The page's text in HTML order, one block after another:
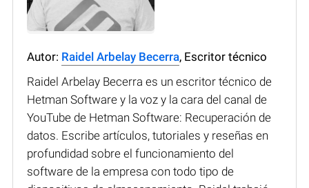
Autor: Raidel Arbelay Becerra, Escritor técnico
Raidel Arbelay Becerra es un escritor técnico de
Hetman Software y la voz y la cara del canal de
YouTube de Hetman Software: Recuperación de
datos. Escribe artículos, tutoriales y reseñas en
profundidad sobre el funcionamiento del
software de la empresa con todo tipo de